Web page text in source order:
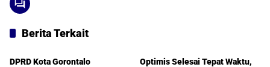
Berita Terkait
DPRD Gorontalo
DPRD Kota Gorontalo
Optimis Selesai Tepat Waktu,